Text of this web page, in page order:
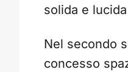
solida e
Nel secondo
concesso